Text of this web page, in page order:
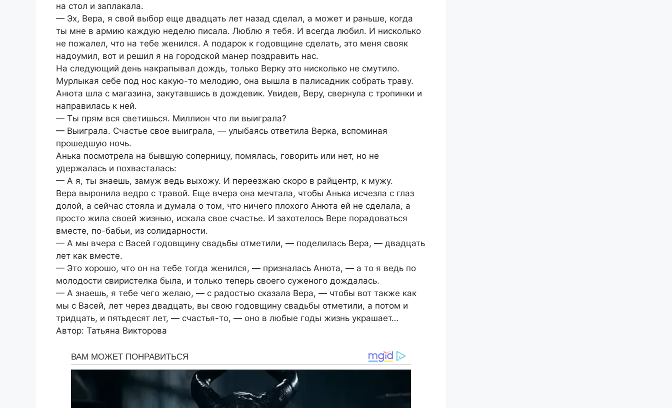
на стол и заплакала.
— Эх, Вера, я свой выбор еще двадцать лет назад сделал, а может и раньше, когда
ты мне в армию каждую неделю писала. Люблю я тебя. И всегда любил. И нисколько
не пожалел, что на тебе женился. А подарок к годовщине сделать, это меня свояк
надоумил, вот и решил я на городской манер поздравить нас.
На следующий день накрапывал дождь, только Верку это нисколько не смутило.
Мурлыкая себе под нос какую-то мелодию, она вышла в палисадник собрать траву.
Анюта шла с магазина, закутавшись в дождевик. Увидев, Веру, свернула с тропинки и
направилась к ней.
— Ты прям вся светишься. Миллион что ли выиграла?
— Выиграла. Счастье свое выиграла, — улыбаясь ответила Верка, вспоминая
прошедшую ночь.
Анька посмотрела на бывшую соперницу, помялась, говорить или нет, но не
удержалась и похвасталась:
— А я, ты знаешь, замуж ведь выхожу. И переезжаю скоро в райцентр, к мужу.
Вера выронила ведро с травой. Еще вчера она мечтала, чтобы Анька исчезла с глаз
долой, а сейчас стояла и думала о том, что ничего плохого Анюта ей не сделала, а
просто жила своей жизнью, искала свое счастье. И захотелось Вере порадоваться
вместе, по-бабьи, из солидарности.
— А мы вчера с Васей годовщину свадьбы отметили, — поделилась Вера, — двадцать
лет как вместе.
— Это хорошо, что он на тебе тогда женился, — призналась Анюта, — а то я ведь по
молодости свиристелка была, и только теперь своего суженого дождалась.
— А знаешь, я тебе чего желаю, — с радостью сказала Вера, — чтобы вот также как
мы с Васей, лет через двадцать, вы свою годовщину свадьбы отметили, а потом и
тридцать, и пятьдесят лет, — счастья-то, — оно в любые годы жизнь украшает…
Автор: Татьяна Викторова